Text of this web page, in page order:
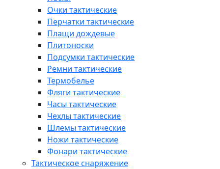
Очки тактические
Перчатки тактические
Плащи дождевые
Плитоноски
Подсумки тактические
Ремни тактические
Термобелье
Фляги тактические
Часы тактические
Чехлы тактические
Шлемы тактические
Ножи тактические
Фонари тактические
Тактическое снаряжение